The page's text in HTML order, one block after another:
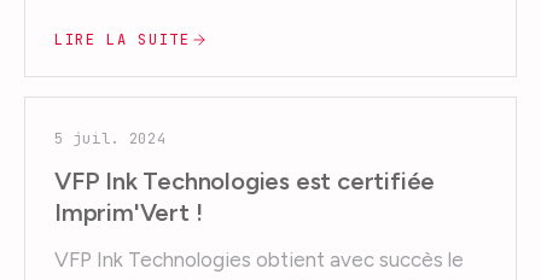
LIRE LA SUITE
5 juil. 2024
VFP Ink Technologies est certifiée
Imprim'Vert !
VFP Ink Technologies obtient avec succès le